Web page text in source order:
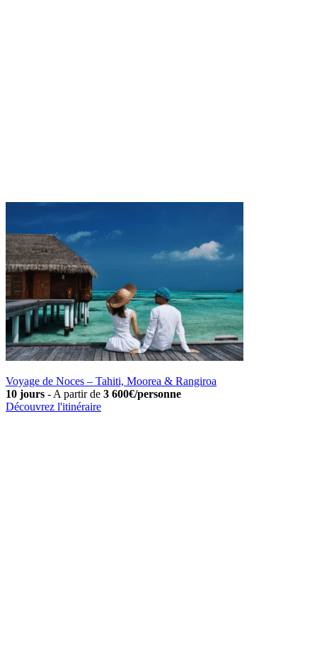
Voyage de Noces – Tahiti, Moorea & Rangiroa
10 jours - A partir de 3 600€/personne
Découvrez l'itinéraire